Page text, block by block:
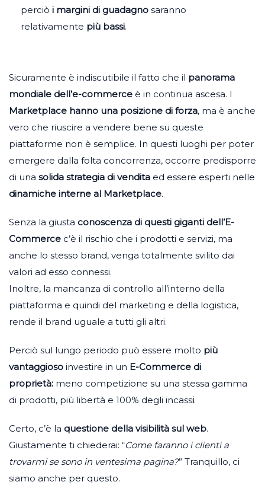
perciò i margini di guadagno saranno
relativamente più bassi.
Sicuramente è indiscutibile il fatto che il panorama
mondiale dell’e-commerce è in continua ascesa. I
Marketplace hanno una posizione di forza, ma è anche
vero che riuscire a vendere bene su queste
piattaforme non è semplice. In questi luoghi per poter
emergere dalla folta concorrenza, occorre predisporre
di una solida strategia di vendita ed essere esperti nelle
dinamiche interne al Marketplace.
Senza la giusta conoscenza di questi giganti dell’E-
Commerce c’è il rischio che i prodotti e servizi, ma
anche lo stesso brand, venga totalmente svilito dai
valori ad esso connessi.
Inoltre, la mancanza di controllo all’interno della
piattaforma e quindi del marketing e della logistica,
rende il brand uguale a tutti gli altri.
Perciò sul lungo periodo può essere molto più
vantaggioso investire in un E-Commerce di
proprietà: meno competizione su una stessa gamma
di prodotti, più libertà e 100% degli incassi.
Certo, c’è la questione della visibilità sul web.
Giustamente ti chiederai: “Come faranno i clienti a
trovarmi se sono in ventesima pagina?” Tranquillo, ci
siamo anche per questo.